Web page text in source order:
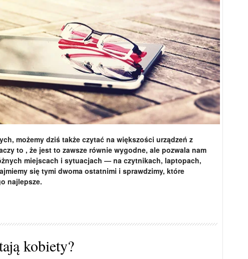
możemy dziś także czytać na większości urządzeń z
to , że jest to zawsze równie wygodne, ale pozwala nam
miejscach i sytuacjach — na czytnikach, laptopach,
się tymi dwoma ostatnimi i sprawdzimy, które
najlepsze.
kobiety?